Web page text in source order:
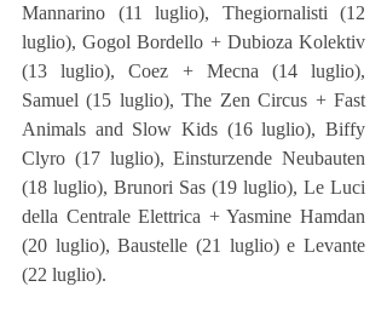
Mannarino (11 luglio), Thegiornalisti (12
luglio), Gogol Bordello + Dubioza Kolektiv
(13 luglio), Coez + Mecna (14 luglio),
Samuel (15 luglio), The Zen Circus + Fast
Animals and Slow Kids (16 luglio), Biffy
Clyro (17 luglio), Einsturzende Neubauten
(18 luglio), Brunori Sas (19 luglio), Le Luci
della Centrale Elettrica + Yasmine Hamdan
(20 luglio), Baustelle (21 luglio) e Levante
(22 luglio).